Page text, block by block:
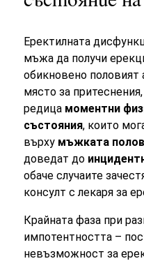
Еректилната
мъжа да получи
обикновено половият
място за
редица моментни
състояния, които
върху мъжката
доведат до
обаче случаите
консулт с лекаря за
Крайната фаза при
импотентността –
невъзможност за